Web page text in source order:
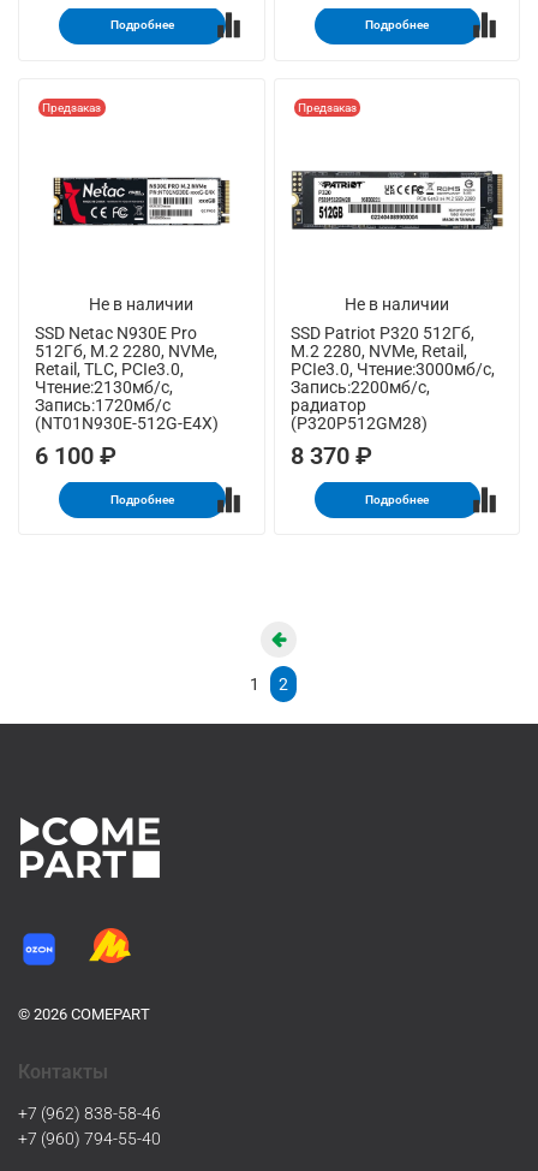
Подробнее Подробнее
Не в наличии
Предзаказ
SSD Netac N930E Pro
512Гб, M.2 2280, NVMe,
Retail, TLC, PCIe3.0,
Чтение:2130мб/с,
Запись:1720мб/с
(NT01N930E-512G-E4X)
6 100 ₽
Подробнее
Не в наличии
Предзаказ
SSD Patriot P320 512Гб,
M.2 2280, NVMe, Retail,
PCIe3.0, Чтение:3000мб/с,
Запись:2200мб/с,
радиатор
(P320P512GM28)
8 370 ₽
Подробнее
1 2
© 2026 COMEPART
Контакты
+7 (962) 838-58-46
+7 (960) 794-55-40